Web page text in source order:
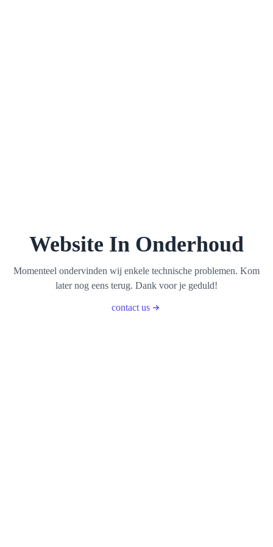
Website In Onderhoud
Momenteel ondervinden wij enkele technische problemen. Kom
later nog eens terug. Dank voor je geduld!
contact us